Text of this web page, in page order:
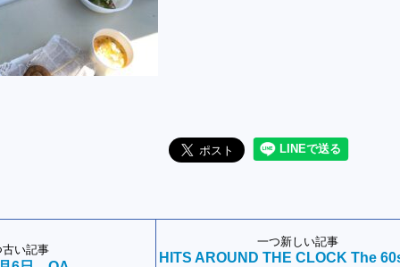
い記事
一つ新しい記事
HITS AROUND THE CLOCK The